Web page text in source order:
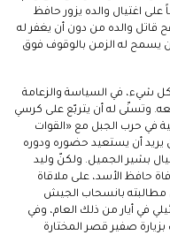
اغتيال والده يزور حافظ
قاتل والده من دون أن يغفر له
يسمح له الزمن بالوقوف فوق
شيء، في السياسة والزعامة
وتسنّى له أن يتربّع على كرسي
في حرب الجبل مع «القوات
يريد أن يستعيد حضوره ودوره
الإجتياح الإسرائيلي عام 1982 واغتيال بشير الجميل. ولكنّ وليد
قادراً في العام 2000، بعد وفاة حافظ الأسد، على ملاقاة
مطالبته بانسحاب الجيش
في أيار من ذلك العام، وفي
تاريخبة في آب 2001 توِّجت بزيارة صفير قصر المختارة